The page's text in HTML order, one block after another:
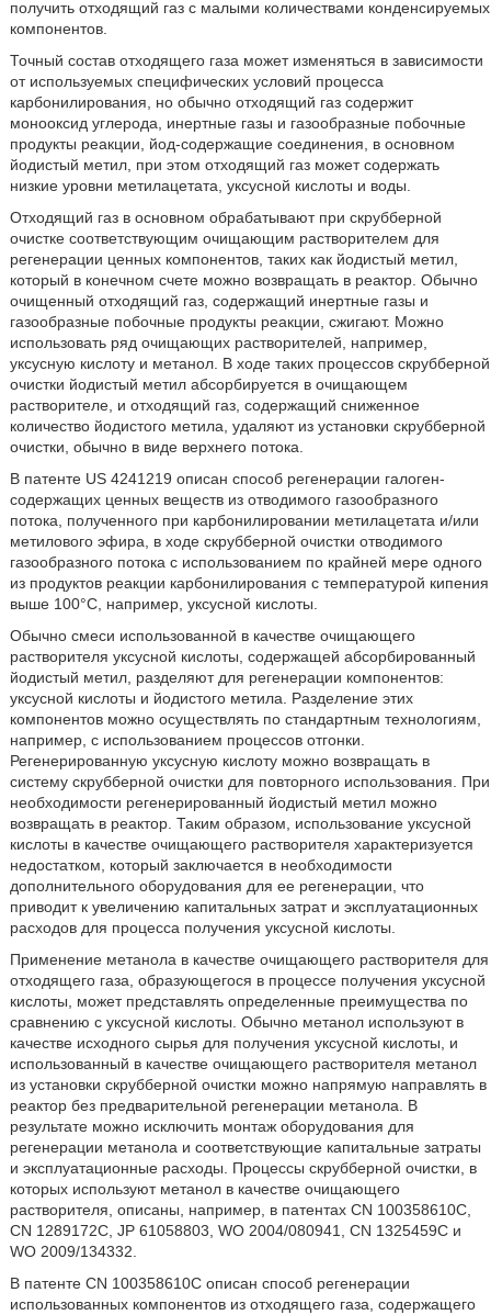
получить отходящий газ с малыми количествами конденсируемых
компонентов.
Точный состав отходящего газа может изменяться в зависимости
от используемых специфических условий процесса
карбонилирования, но обычно отходящий газ содержит
монооксид углерода, инертные газы и газообразные побочные
продукты реакции, йод-содержащие соединения, в основном
йодистый метил, при этом отходящий газ может содержать
низкие уровни метилацетата, уксусной кислоты и воды.
Отходящий газ в основном обрабатывают при скрубберной
очистке соответствующим очищающим растворителем для
регенерации ценных компонентов, таких как йодистый метил,
который в конечном счете можно возвращать в реактор. Обычно
очищенный отходящий газ, содержащий инертные газы и
газообразные побочные продукты реакции, сжигают. Можно
использовать ряд очищающих растворителей, например,
уксусную кислоту и метанол. В ходе таких процессов скрубберной
очистки йодистый метил абсорбируется в очищающем
растворителе, и отходящий газ, содержащий сниженное
количество йодистого метила, удаляют из установки скрубберной
очистки, обычно в виде верхнего потока.
В патенте US 4241219 описан способ регенерации галоген-
содержащих ценных веществ из отводимого газообразного
потока, полученного при карбонилировании метилацетата и/или
метилового эфира, в ходе скрубберной очистки отводимого
газообразного потока с использованием по крайней мере одного
из продуктов реакции карбонилирования с температурой кипения
выше 100°C, например, уксусной кислоты.
Обычно смеси использованной в качестве очищающего
растворителя уксусной кислоты, содержащей абсорбированный
йодистый метил, разделяют для регенерации компонентов:
уксусной кислоты и йодистого метила. Разделение этих
компонентов можно осуществлять по стандартным технологиям,
например, с использованием процессов отгонки.
Регенерированную уксусную кислоту можно возвращать в
систему скрубберной очистки для повторного использования. При
необходимости регенерированный йодистый метил можно
возвращать в реактор. Таким образом, использование уксусной
кислоты в качестве очищающего растворителя характеризуется
недостатком, который заключается в необходимости
дополнительного оборудования для ее регенерации, что
приводит к увеличению капитальных затрат и эксплуатационных
расходов для процесса получения уксусной кислоты.
Применение метанола в качестве очищающего растворителя для
отходящего газа, образующегося в процессе получения уксусной
кислоты, может представлять определенные преимущества по
сравнению с уксусной кислоты. Обычно метанол используют в
качестве исходного сырья для получения уксусной кислоты, и
использованный в качестве очищающего растворителя метанол
из установки скрубберной очистки можно напрямую направлять в
реактор без предварительной регенерации метанола. В
результате можно исключить монтаж оборудования для
регенерации метанола и соответствующие капитальные затраты
и эксплуатационные расходы. Процессы скрубберной очистки, в
которых используют метанол в качестве очищающего
растворителя, описаны, например, в патентах CN 100358610С,
CN 1289172С, JP 61058803, WO 2004/080941, CN 1325459С и
WO 2009/134332.
В патенте CN 100358610C описан способ регенерации
использованных компонентов из отходящего газа, содержащего